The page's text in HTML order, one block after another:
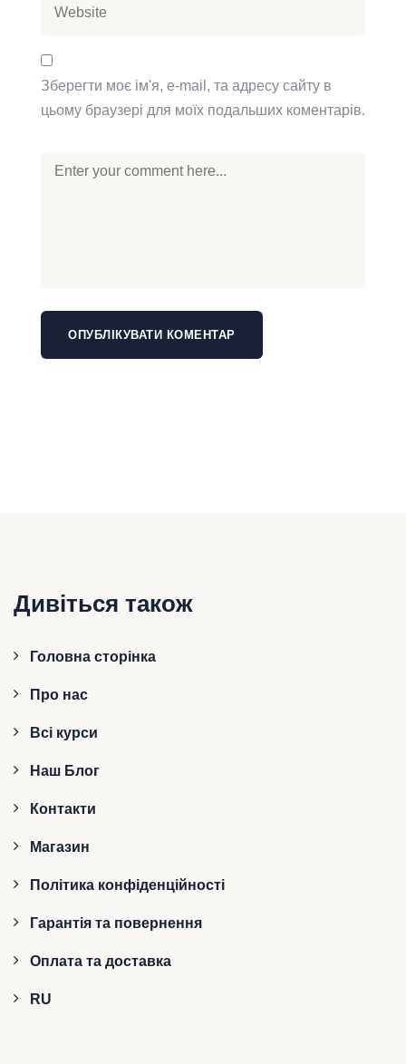
Зберегти моє ім'я, e-mail, та адресу сайту в
цьому браузері для моїх подальших коментарів.
Дивіться також
Головна сторінка
Про нас
Всі курси
Наш Блог
Контакти
Магазин
Політика конфіденційності
Гарантія та повернення
Оплата та доставка
RU